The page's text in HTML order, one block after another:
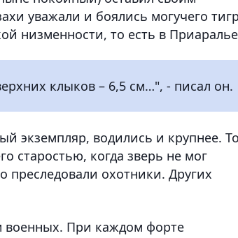
уважали и боялись могучего
низменности, то есть в
клыков – 6,5 см…", - писал он.
экземпляр, водились и крупнее.
старостью, когда зверь не мог
преследовали охотники. Других
военных. При каждом форте